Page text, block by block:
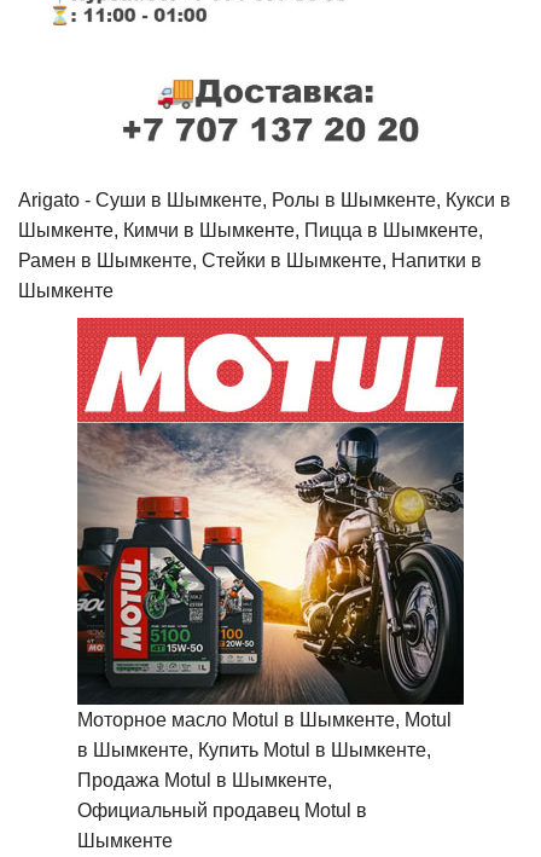
Arigato - Cуши в Шымкенте, Ролы в Шымкенте, Кукси в
Шымкенте, Кимчи в Шымкенте, Пицца в Шымкенте,
Рамен в Шымкенте, Стейки в Шымкенте, Напитки в
Шымкенте
Моторное масло Motul в Шымкенте, Motul
в Шымкенте, Купить Motul в Шымкенте,
Продажа Motul в Шымкенте,
Официальный продавец Motul в
Шымкенте